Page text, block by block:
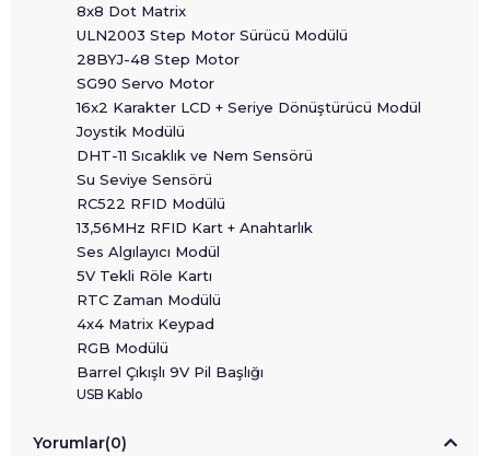
8x8 Dot Matrix
ULN2003 Step Motor Sürücü Modülü
28BYJ-48 Step Motor
SG90 Servo Motor
16x2 Karakter LCD + Seriye Dönüştürücü Modül
Joystik Modülü
DHT-11 Sıcaklık ve Nem Sensörü
Su Seviye Sensörü
RC522 RFID Modülü
13,56MHz RFID Kart + Anahtarlık
Ses Algılayıcı Modül
5V Tekli Röle Kartı
RTC Zaman Modülü
4x4 Matrix Keypad
RGB Modülü
Barrel Çıkışlı 9V Pil Başlığı
USB Kablo
Yorumlar(0)